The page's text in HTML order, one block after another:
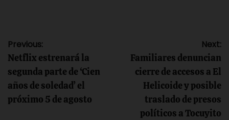
Navegación
de
entradas
Previous:
Netflix estrenará la
segunda parte de ‘Cien
años de soledad’ el
próximo 5 de agosto
Next:
Familiares denuncian
cierre de accesos a El
Helicoide y posible
traslado de presos
políticos a Tocuyito